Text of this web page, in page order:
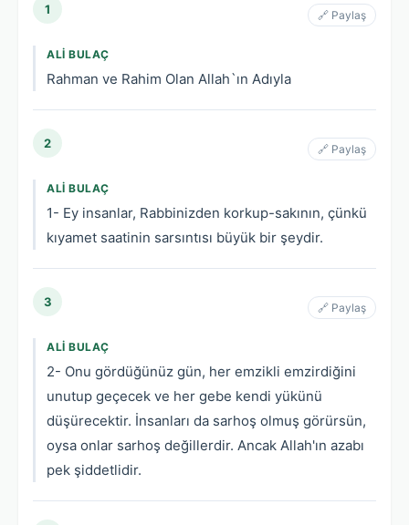
1 🔗 Paylaş
ALI BULAÇ
Rahman ve Rahim Olan Allah`ın Adıyla
2 🔗 Paylaş
ALI BULAÇ
1- Ey insanlar, Rabbinizden korkup-sakının, çünkü
kıyamet saatinin sarsıntısı büyük bir şeydir.
3 🔗 Paylaş
ALI BULAÇ
2- Onu gördüğünüz gün, her emzikli emzirdiğini
unutup geçecek ve her gebe kendi yükünü
düşürecektir. İnsanları da sarhoş olmuş görürsün,
oysa onlar sarhoş değillerdir. Ancak Allah'ın azabı
pek şiddetlidir.